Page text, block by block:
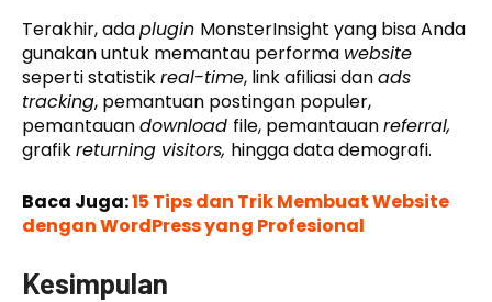
Terakhir, adaplugin MonsterInsight yang bisa Anda
gunakan untuk memantau performa website
seperti statistikreal-time, link afiliasi danads
tracking, pemantuan postingan populer,
pemantauandownload file, pemantauanreferral,
grafikreturning visitors, hingga data demografi.
Baca Juga:15 Tips dan Trik Membuat Website
dengan WordPress yang Profesional
Kesimpulan